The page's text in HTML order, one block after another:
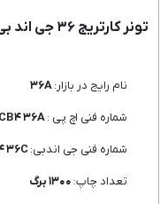
تونر کارتریج ۳۶ جی اند بی مناسب پرینتر اچ پی HP
نام رایج در بازار:
شماره فنی اچ پی :
شماره فنی جی اندبی:
تعداد چاپ: